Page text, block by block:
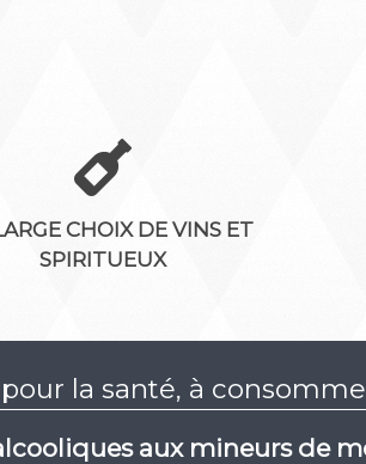
CHOIX DE VINS ET
SPIRITUEUX
la santé, à
aux mineurs de